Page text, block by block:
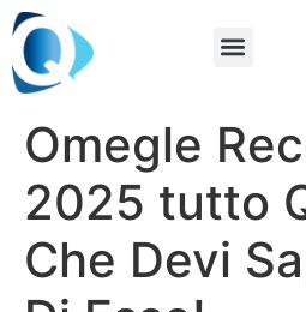
Omegle
2025 ​​tutto
Che Devi